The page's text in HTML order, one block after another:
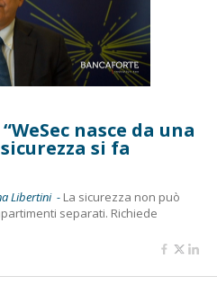
nasce da una
si fa
Libertini - La sicurezza non può
separati. Richiede